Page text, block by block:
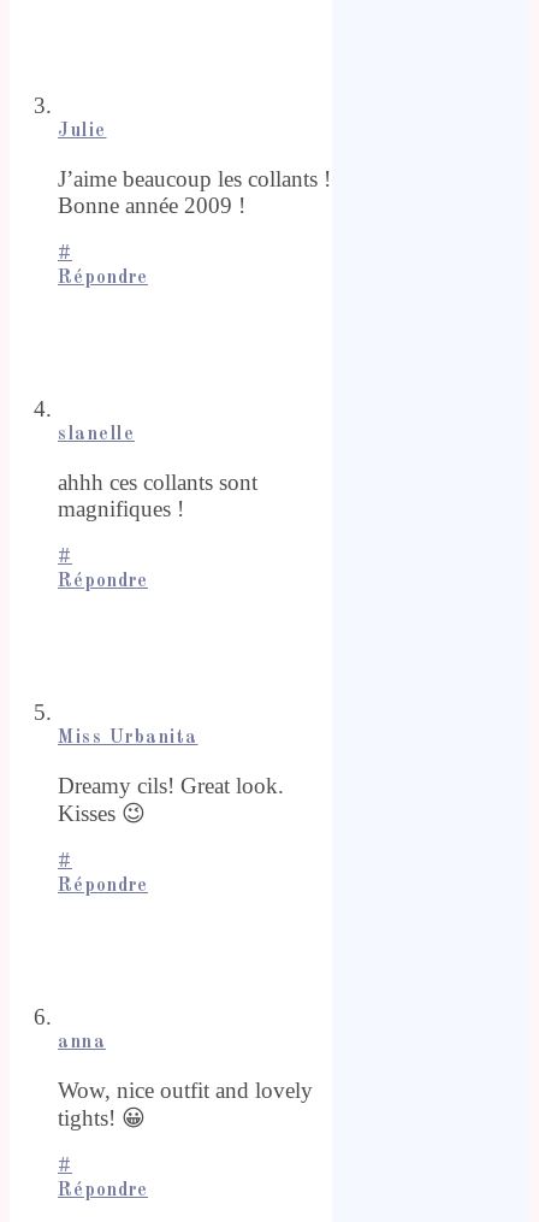
Julie
J’aime beaucoup les collants !
Bonne année 2009 !
#
Répondre
slanelle
ahhh ces collants sont
magnifiques !
#
Répondre
Miss Urbanita
Dreamy cils! Great look.
Kisses 😉
#
Répondre
anna
Wow, nice outfit and lovely
tights! 😀
#
Répondre